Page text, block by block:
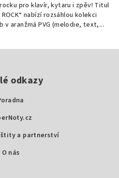
pro klavír, kytaru i zpěv! Titul
nabízí rozsáhlou kolekci
v aranžmá PVG (melodie, text,...
odkazy
a partnerství
O nás